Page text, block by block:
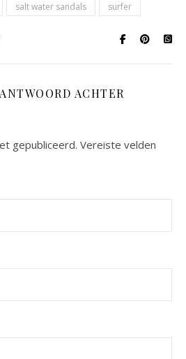
salt water sandals surfer
ACHTER
gepubliceerd. Vereiste velden